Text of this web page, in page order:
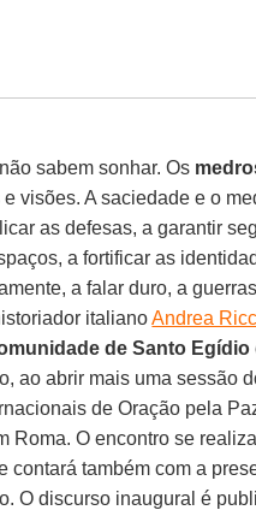
não sabem sonhar. Os
visões. A saciedade e o
as defesas, a garantir
a fortificar as
a falar duro, a
italianoAndrea
de Santo Egídio
ao abrir mais uma sessão
de Oração pela
Roma. O encontro se
contará também com a
O discurso inaugural é